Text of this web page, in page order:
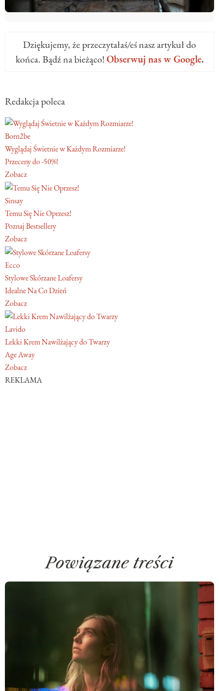
Dziękujemy, że przeczytałaś/eś nasz artykuł do
końca. Bądź na bieżąco!Obserwuj nas w Google.
Redakcja poleca
Born2be
Wyglądaj Świetnie w Każdym Rozmiarze!
Przeceny do -50%!
Zobacz
Sinsay
Temu Się Nie Oprzesz!
Poznaj Bestsellery
Zobacz
Ecco
Stylowe Skórzane Loafersy
Idealne Na Co Dzień
Zobacz
Lavido
Lekki Krem Nawilżający do Twarzy
Age Away
Zobacz
REKLAMA
Powiązane treści